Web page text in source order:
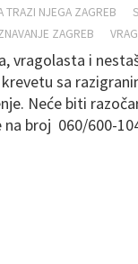
TRAZI NJEGA ZAGREB
ZAGREB
vragolasta i
sa
Neće biti
broj 060/600-